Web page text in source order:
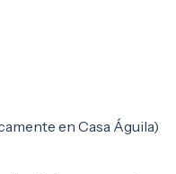
en Casa Águila)